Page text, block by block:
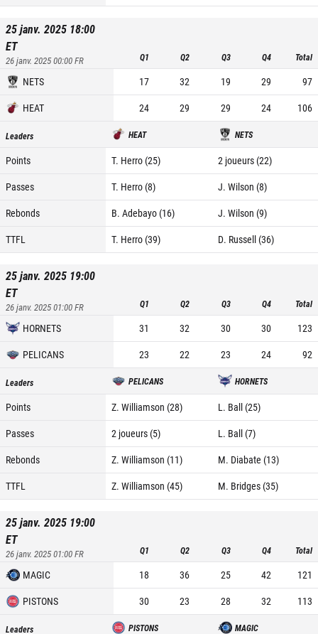
25 janv. 2025 18:00
ET
26 janv. 2025 00:00FR Q1 Q2 Q3 Q4 Total
NETS 17 32 19 29
97
HEAT
24 29 29 24 106
Leaders HEAT NETS
Points T. Herro (25)
2 joueurs (22)
Passes
T. Herro (8)
J. Wilson (8)
Rebonds
B. Adebayo (16)
J. Wilson (9)
TTFL
T. Herro (39) D. Russell (36)
25 janv. 2025 19:00
ET
26 janv. 2025 01:00FR Q1 Q2 Q3 Q4 Total
HORNETS 31 32 30 30
123
PELICANS
23 22 23 24 92
Leaders PELICANS HORNETS
Points Z. Williamson (28)
L. Ball (25)
Passes
2 joueurs (5)
L. Ball (7)
Rebonds
Z. Williamson (11)
M. Diabate (13)
TTFL
Z. Williamson (45) M. Bridges (35)
25 janv. 2025 19:00
ET
26 janv. 2025 01:00FR Q1 Q2 Q3 Q4 Total
MAGIC 18 36 25 42
121
PISTONS
30 23 28 32 113
Leaders PISTONS MAGIC